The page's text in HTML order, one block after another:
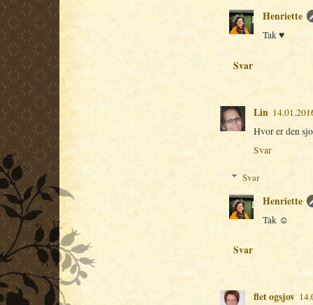
Henriette
Tak ♥
Svar
Lin
Hvor er den
Svar
Svar
Henriette
Tak ☺
Svar
flet ogsjov